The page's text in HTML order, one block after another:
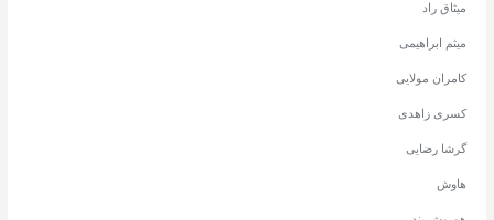
میثاق راد
میثم ابراهیمی
کامران مولایی
کسری زاهدی
گرشا رضایی
هاوش